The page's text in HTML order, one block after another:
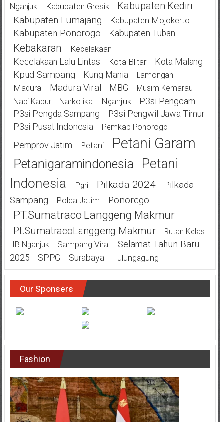
Nganjuk Kabupaten Gresik Kabupaten Kediri
Kabupaten Lumajang Kabupaten Mojokerto
Kabupaten Ponorogo Kabupaten Tuban
Kebakaran Kecelakaan
Kecelakaan Lalu Lintas Kota Blitar Kota Malang
Kpud Sampang Kung Mania Lamongan
Madura Madura Viral MBG
Musim Kemarau
Napi Kabur
Narkotika Nganjuk
P3si Pengcam
P3si Pengda Sampang
P3si Pengwil Jawa Timur
P3si Pusat Indonesia
Pemkab Ponorogo
Pemprov Jatim Petani Petani Garam
Petanigaramindonesia
Petani
Indonesia
Pgri Pilkada 2024
Pilkada
Sampang
Polda Jatim Ponorogo
PT.Sumatraco Langgeng Makmur
Pt.SumatracoLanggeng Makmur
Rutan Kelas
IIB Nganjuk
Sampang Viral
Selamat Tahun Baru
2025
SPPG Surabaya Tulungagung
Our Sponsers
Fashion